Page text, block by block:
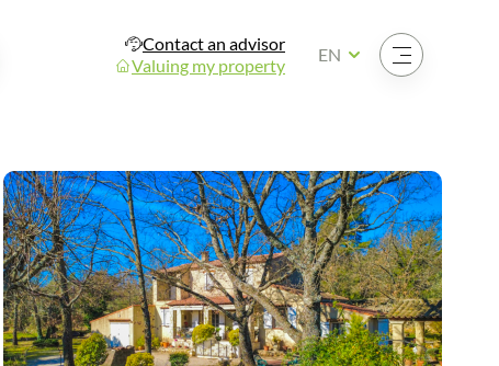
Contact an advisor
Valuing my property
Open the menu
EN